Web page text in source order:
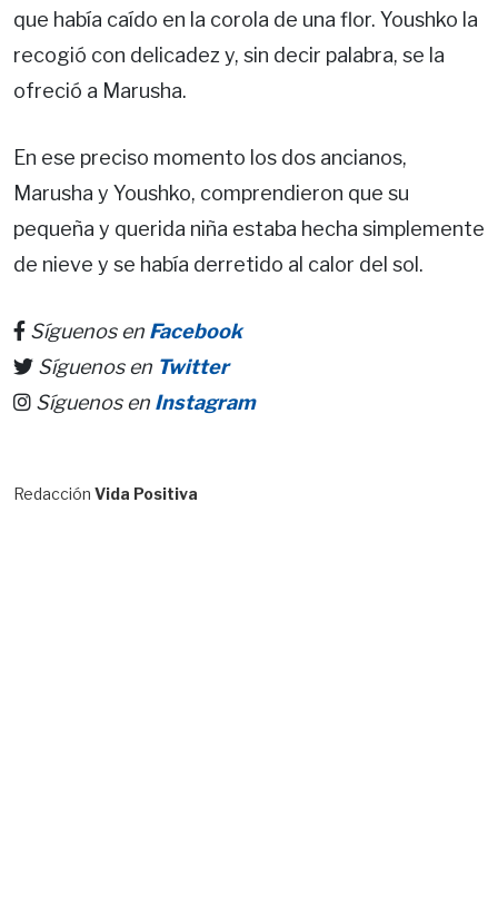
que había caído en la corola de una flor. Youshko la
recogió con delicadez y, sin decir palabra, se la
ofreció a Marusha.
En ese preciso momento los dos ancianos,
Marusha y Youshko, comprendieron que su
pequeña y querida niña estaba hecha simplemente
de nieve y se había derretido al calor del sol.
Síguenos en Facebook
Síguenos en Twitter
Síguenos en Instagram
Redacción Vida Positiva